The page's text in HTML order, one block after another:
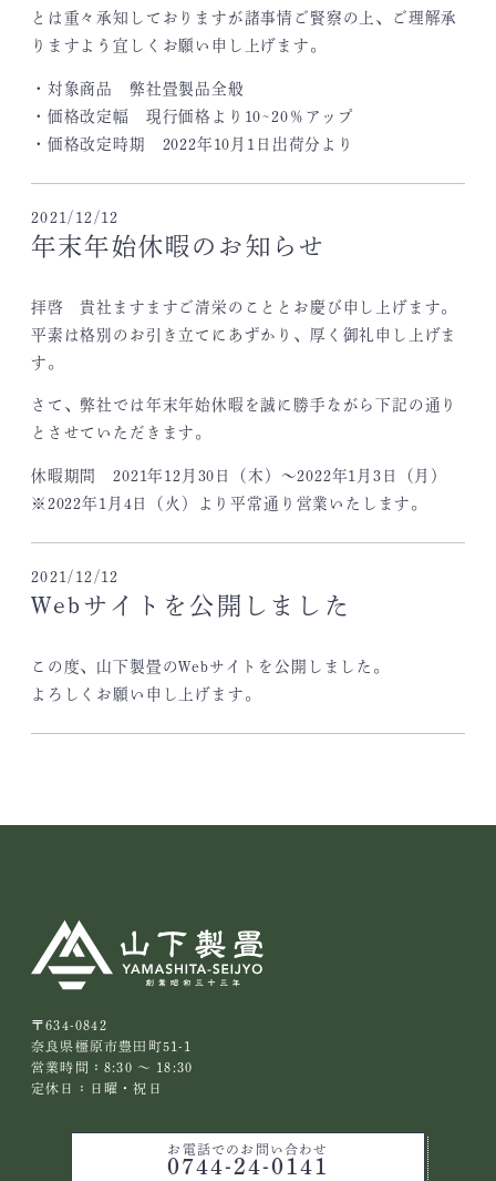
とは重々承知しておりますが諸事情ご賢察の上、ご理解承
りますよう宜しくお願い申し上げます。
・対象商品 弊社畳製品全般
・価格改定幅 現行価格より10~20％アップ
・価格改定時期 2022年10月1日出荷分より
2021/12/12
年末年始休暇のお知らせ
拝啓 貴社ますますご清栄のこととお慶び申し上げます。
平素は格別のお引き立てにあずかり、厚く御礼申し上げま
す。
さて、弊社では年末年始休暇を誠に勝手ながら下記の通り
とさせていただきます。
休暇期間 2021年12月30日（木）～2022年1月3日（月）
※2022年1月4日（火）より平常通り営業いたします。
2021/12/12
Webサイトを公開しました
この度、山下製畳のWebサイトを公開しました。
よろしくお願い申し上げます。
〒634-0842
奈良県橿原市豊田町51-1
営業時間：8:30 ～ 18:30
定休日：日曜・祝日
お電話でのお問い合わせ
0744-24-0141